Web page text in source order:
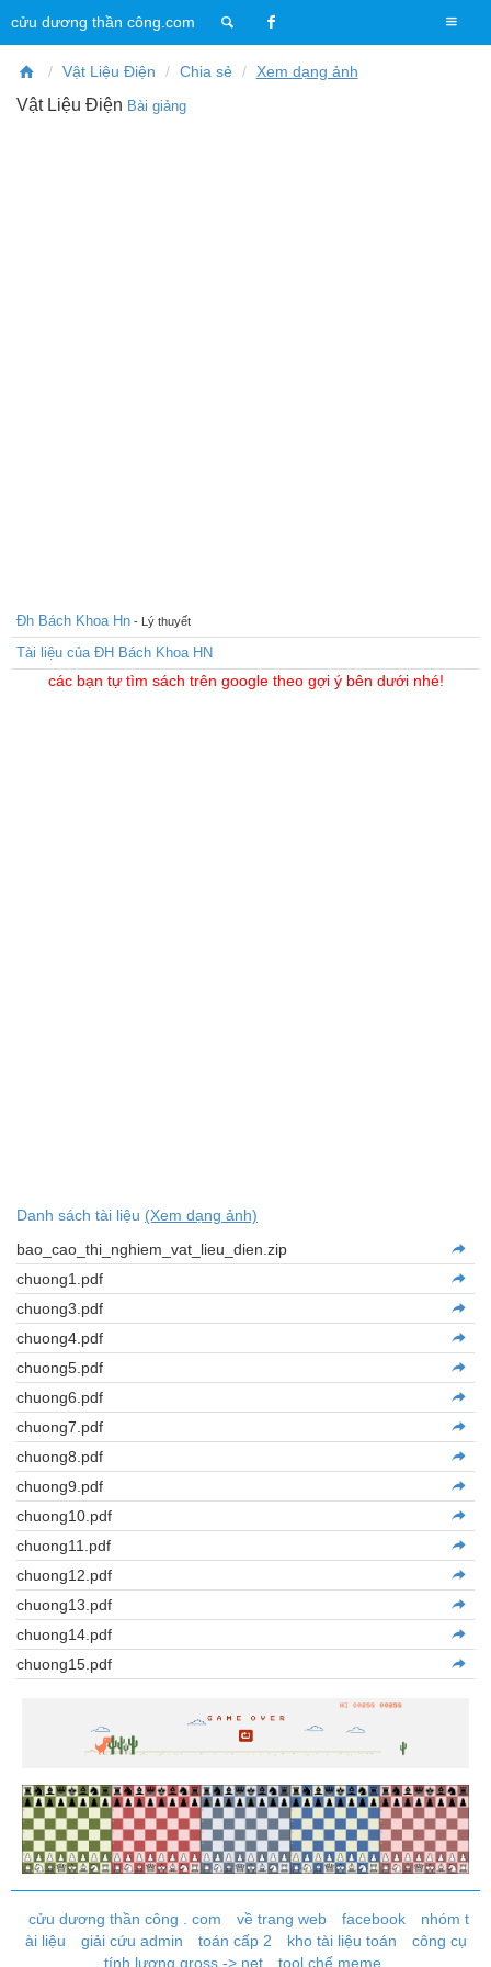
T
o
cửu dương thần công.com
Vật Liệu Điện Chia sẻ Xem dạng ảnh
Vật Liệu Điện Bài giảng
Đh Bách Khoa Hn - Lý thuyết
Tài liệu của ĐH Bách Khoa HN
các bạn tự tìm sách trên google theo gợi ý bên dưới nhé!
Danh sách tài liệu (Xem dạng ảnh)
bao_cao_thi_nghiem_vat_lieu_dien.zip
chuong1.pdf
chuong3.pdf
chuong4.pdf
chuong5.pdf
chuong6.pdf
chuong7.pdf
chuong8.pdf
chuong9.pdf
chuong10.pdf
chuong11.pdf
chuong12.pdf
chuong13.pdf
chuong14.pdf
chuong15.pdf
cửu dương thần công . com về trang web facebook
nhóm t
ài liệu
giải cứu admin toán cấp 2 kho tài liệu toán
công cụ
tính lương gross -> net
tool chế meme